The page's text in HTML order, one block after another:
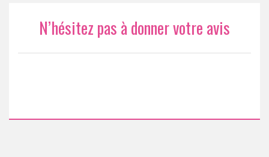
N’hésitez pas à donner votre avis